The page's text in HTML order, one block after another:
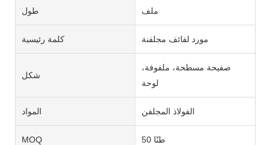
طول ملف
كلمة رئيسية مورد لفائف مجلفنة
شكل
صفيحة مسطحة، ملفوفة،
لوحة
المواد الفولاذ المجلفن
MOQ 50 طنًا